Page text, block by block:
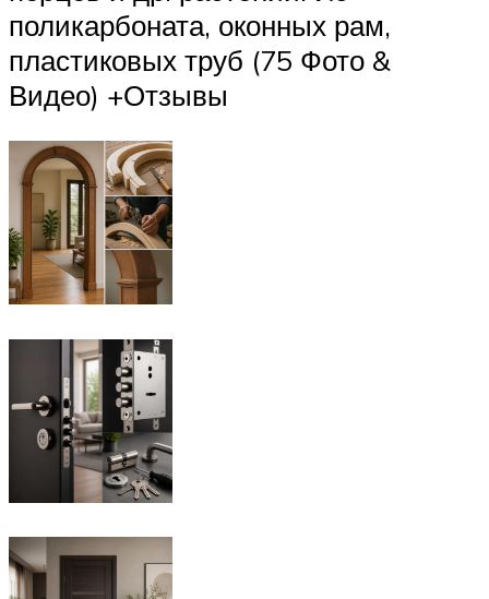
поликарбоната, оконных рам,
пластиковых труб (75 Фото &
Видео) +Отзывы